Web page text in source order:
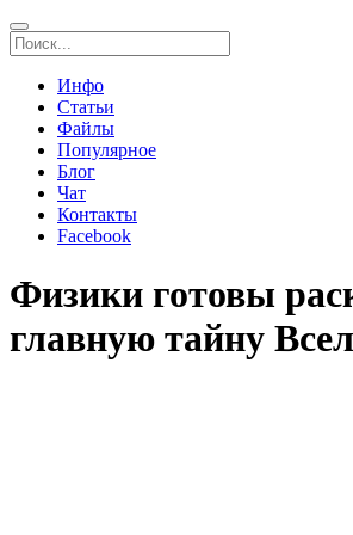
Инфо
Статьи
Файлы
Популярное
Блог
Чат
Контакты
Facebook
Физики готовы
главную тайну